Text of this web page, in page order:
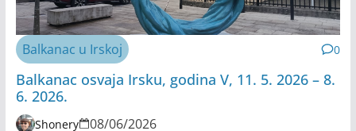
Balkanac u Irskoj 0
Balkanac osvaja Irsku, godina V, 11. 5. 2026 – 8.
6. 2026.
Shonery 08/06/2026